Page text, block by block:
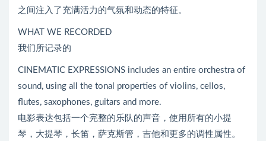
之间注入了充满活力的气氛和动态的特征。
WHAT WE RECORDED
我们所记录的
CINEMATIC EXPRESSIONS includes an entire orchestra of
sound, using all the tonal properties of violins, cellos,
flutes, saxophones, guitars and more.
电影表达包括一个完整的乐队的声音，使用所有的小提
琴，大提琴，长笛，萨克斯管，吉他和更多的调性属性。